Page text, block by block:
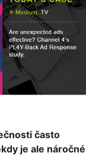
často
je ale náročné